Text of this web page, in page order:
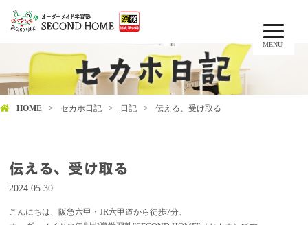
MENU
HOME セカホ日記 日記 伝える、受け取る
伝える、受け取る
2024.05.30
こんにちは、阪急六甲・JR六甲道から徒歩7分、